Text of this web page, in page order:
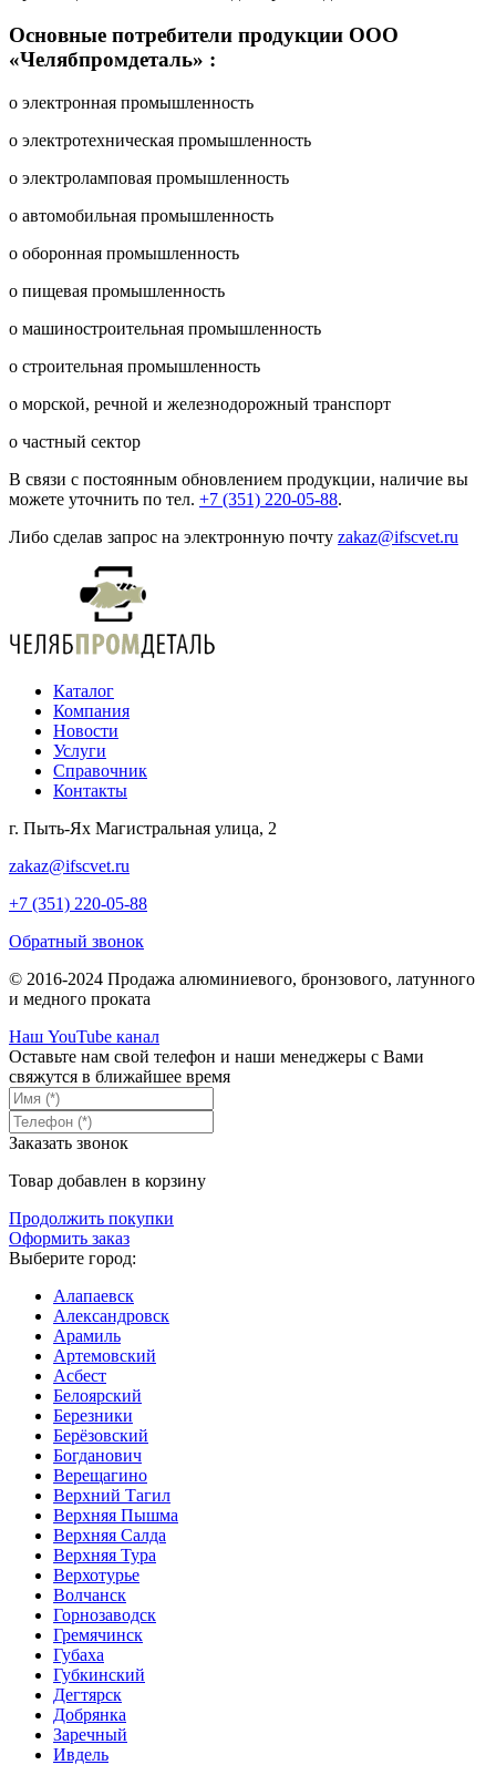
Основные потребители продукции ООО
«Челябпромдеталь» :
o электронная промышленность
o электротехническая промышленность
o электроламповая промышленность
o автомобильная промышленность
o оборонная промышленность
o пищевая промышленность
o машиностроительная промышленность
o строительная промышленность
o морской, речной и железнодорожный транспорт
o частный сектор
В связи с постоянным обновлением продукции, наличие вы
можете уточнить по тел. +7 (351) 220-05-88.
Либо сделав запрос на электронную почту zakaz@ifscvet.ru
Каталог
Компания
Новости
Услуги
Справочник
Контакты
г. Пыть-Ях Магистральная улица, 2
zakaz@ifscvet.ru
+7 (351) 220-05-88
Обратный звонок
© 2016-2024 Продажа алюминиевого, бронзового, латунного
и медного проката
Наш YouTube канал
Оставьте нам свой телефон и наши менеджеры с Вами
свяжутся в ближайшее время
Заказать звонок
Товар добавлен в корзину
Продолжить покупки
Оформить заказ
Выберите город:
Алапаевск
Александровск
Арамиль
Артемовский
Асбест
Белоярский
Березники
Берёзовский
Богданович
Верещагино
Верхний Тагил
Верхняя Пышма
Верхняя Салда
Верхняя Тура
Верхотурье
Волчанск
Горнозаводск
Гремячинск
Губаха
Губкинский
Дегтярск
Добрянка
Заречный
Ивдель